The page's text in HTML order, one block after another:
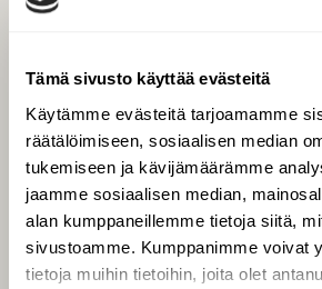
Tämä sivusto käyttää evästeitä
Käytämme evästeitä tarjoamamme
räätälöimiseen, sosiaalisen median
tukemiseen ja kävijämäärämme
jaamme sosiaalisen median,
alan kumppaneillemme tietoja siitä,
sivustoamme. Kumppanimme voivat
tietoja muihin tietoihin, joita olet
Tilaa
Äänestä
Tilaa